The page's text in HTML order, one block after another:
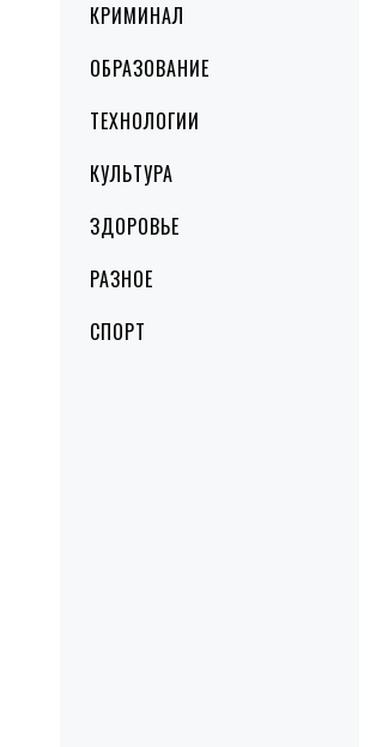
КРИМИНАЛ
ОБРАЗОВАНИЕ
ТЕХНОЛОГИИ
КУЛЬТУРА
ЗДОРОВЬЕ
РАЗНОЕ
СПОРТ